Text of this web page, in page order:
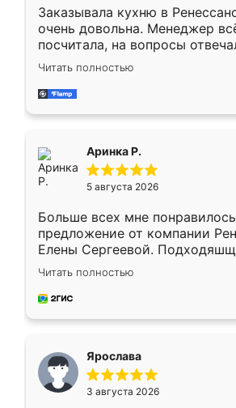
Заказывала кухню в
очень довольна. Менеджер
посчитала, на вопросы
Замерщик приехал в субботу,
делу со всей
за день, ребята работали
Читать полностью
Аринка Р.
5 августа 2026
Больше всех мне понравилось
предложение от компании
Елены Сергеевой.
короткие сроки
для замера сотрудник
предложил по моему эскизу
Читать полностью
Ярослава
3 августа 2026